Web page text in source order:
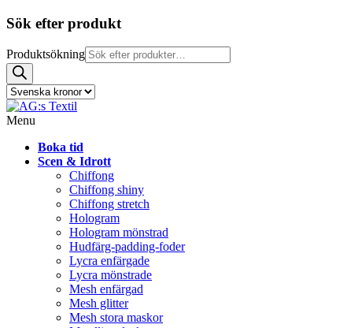
Sök efter produkt
Produktsökning
Menu
Boka tid
Scen & Idrott
Chiffong
Chiffong shiny
Chiffong stretch
Hologram
Hologram mönstrad
Hudfärg-padding-foder
Lycra enfärgade
Lycra mönstrade
Mesh enfärgad
Mesh glitter
Mesh stora maskor